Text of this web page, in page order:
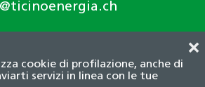
cookie di profilazione, anche di
servizi in linea con le tue
❌